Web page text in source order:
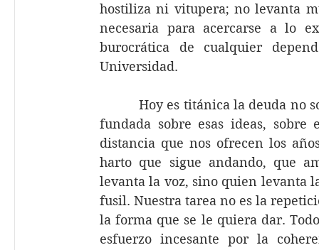
hostiliza ni vitupera; no levanta
necesaria para acercarse a lo
burocrática de cualquier
Universidad.
Hoy es titánica la deuda no
fundada sobre esas ideas, sobre
distancia que nos ofrecen los
harto que sigue andando, que
levanta la voz, sino quien levanta
fusil. Nuestra tarea no es la
la forma que se le quiera dar.
esfuerzo incesante por la